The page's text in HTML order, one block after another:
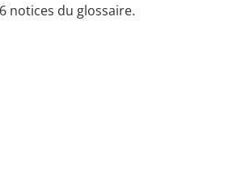
notices du glossaire.